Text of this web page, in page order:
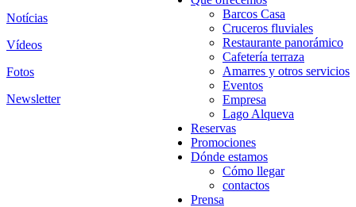
Barcos Casa
Cruceros fluviales
Restaurante panorámico
Cafetería terraza
Amarres y otros servicios
Eventos
Empresa
Lago Alqueva
Reservas
Promociones
Dónde estamos
Cómo llegar
contactos
Prensa
Notícias
Vídeos
Fotos
Newsletter